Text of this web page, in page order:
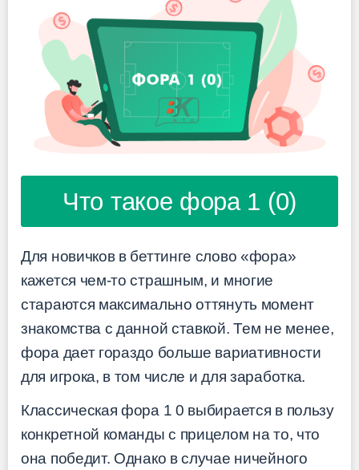
Что такое фора 1 (0)
Для новичков в беттинге слово «фора»
кажется чем-то страшным, и многие
стараются максимально оттянуть момент
знакомства с данной ставкой. Тем не менее,
фора дает гораздо больше вариативности
для игрока, в том числе и для заработка.
Классическая фора 1 0 выбирается в пользу
конкретной команды с прицелом на то, что
она победит. Однако в случае ничейного